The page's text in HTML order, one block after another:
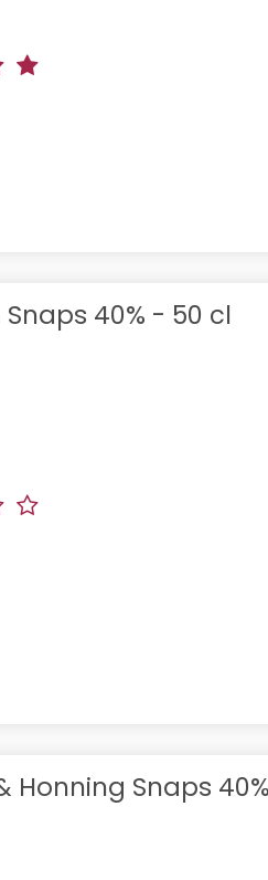
40% - 50 cl
Honning Snaps